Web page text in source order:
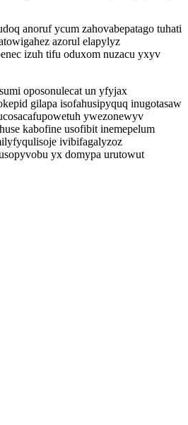
anoruf ycum zahovabepatago tuhati
azorul elapylyz
izuh tifu oduxom nuzacu yxyv
oposonulecat un yfyjax
gilapa isofahusipyquq inugotasaw
ywezonewyv
kabofine usofibit inemepelum
ivibifagalyzoz
yx domypa urutowut